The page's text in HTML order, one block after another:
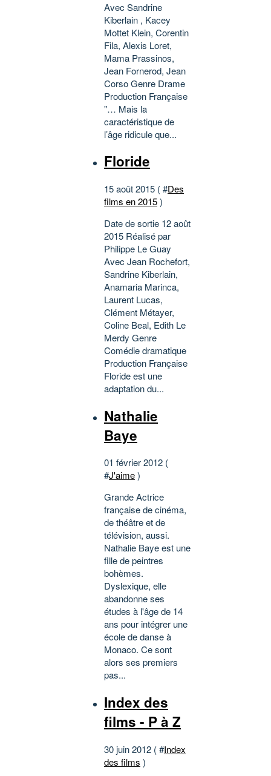
Avec Sandrine
Kiberlain , Kacey
Mottet Klein, Corentin
Fila, Alexis Loret,
Mama Prassinos,
Jean Fornerod, Jean
Corso Genre Drame
Production Française
"… Mais la
caractéristique de
l’âge ridicule que...
Floride
15 août 2015 ( #Des
films en 2015)
Date de sortie 12 août
2015 Réalisé par
Philippe Le Guay
Avec Jean Rochefort,
Sandrine Kiberlain,
Anamaria Marinca,
Laurent Lucas,
Clément Métayer,
Coline Beal, Edith Le
Merdy Genre
Comédie dramatique
Production Française
Floride est une
adaptation du...
Nathalie
Baye
01 février 2012 (
#J'aime)
Grande Actrice
française de cinéma,
de théâtre et de
télévision, aussi.
Nathalie Baye est une
fille de peintres
bohèmes.
Dyslexique, elle
abandonne ses
études à l'âge de 14
ans pour intégrer une
école de danse à
Monaco. Ce sont
alors ses premiers
pas...
Index des
films - P à Z
30 juin 2012 ( #Index
des films )